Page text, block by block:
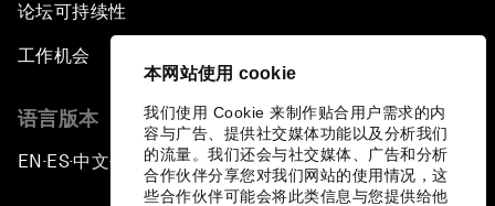
本网站使用 cookie
我们使用 Cookie 来制作贴合用户需求的内
容与广告、提供社交媒体功能以及分析我们
的流量。我们还会与社交媒体、广告和分析
合作伙伴分享您对我们网站的使用情况，这
些合作伙伴可能会将此类信息与您提供给他
论坛可持续性
工作机会
语言版本
EN ▪ ES▪中文▪ 日本語